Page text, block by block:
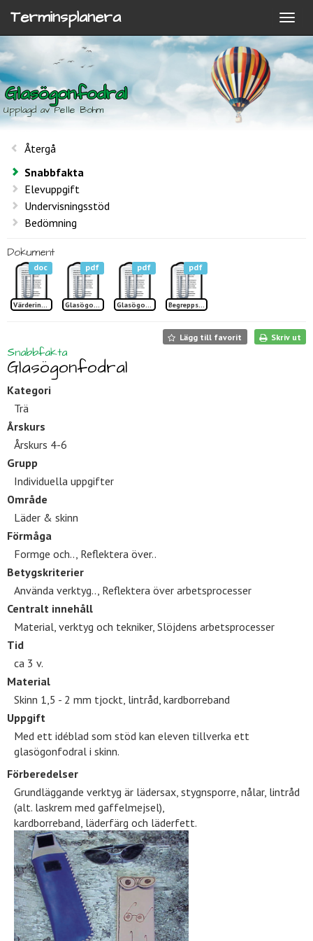
Terminsplanera
Glasögonfodral
Upplagd av Pelle Bohm
Återgå
Snabbfakta
Elevuppgift
Undervisningsstöd
Bedömning
Dokument
doc
Värdering Glasögonfodral läder
pdf
Glasögonfodral sid 1 idéblad TP
pdf
Glasögonfodral sid 2 idéblad TP
pdf
Begreppslista Glasögonfodral TP
Lägg till favorit Skriv ut
Snabbfakta
Glasögonfodral
Kategori
Trä
Årskurs
Årskurs 4-6
Grupp
Individuella uppgifter
Område
Läder & skinn
Förmåga
Formge och.., Reflektera över..
Betygskriterier
Använda verktyg.., Reflektera över arbetsprocesser
Centralt innehåll
Material, verktyg och tekniker, Slöjdens arbetsprocesser
Tid
ca 3 v.
Material
Skinn 1,5 - 2 mm tjockt, lintråd, kardborreband
Uppgift
Med ett idéblad som stöd kan eleven tillverka ett
glasögonfodral i skinn.
Förberedelser
Grundläggande verktyg är lädersax, stygnsporre, nålar, lintråd
(alt. laskrem med gaffelmejsel),
kardborreband, läderfärg och läderfett.